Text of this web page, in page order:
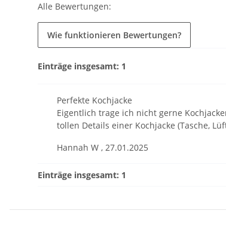
Alle Bewertungen:
Wie funktionieren Bewertungen?
Einträge insgesamt: 1
Perfekte Kochjacke
Eigentlich trage ich nicht gerne
tollen Details einer Kochjacke (Tasche,
Hannah W , 27.01.2025
Einträge insgesamt: 1